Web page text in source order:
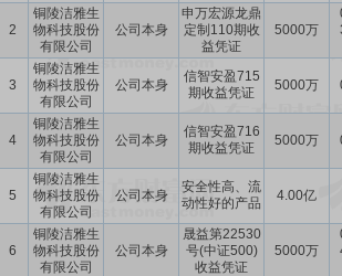
2
铜陵洁雅生
物科技股份
有限公司
公司本身
申万宏源龙鼎
定制110期收
益凭证
5000万
3
铜陵洁雅生
物科技股份
有限公司
公司本身
信智安盈715
期收益凭证
5000万
4
铜陵洁雅生
物科技股份
有限公司
公司本身
信智安盈716
期收益凭证
5000万
5
铜陵洁雅生
物科技股份
有限公司
公司本身
安全性高、流
动性好的产品
4.00亿
6
铜陵洁雅生
物科技股份
有限公司
公司本身
晟益第22530
号(中证500)
收益凭证
5000万